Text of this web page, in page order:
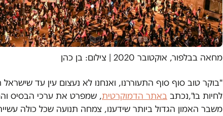
מחאה בבלפור, אוקטובר 2020 | צילום: בן כהן
"בוקר טוב סוף סוף התעוררנו, ואנחנו לא נעצום עין עד שישראל
לחיות בו",נכתב באתר הדמוקרטית, שמפרט את ערכי הבסיס
משבר האמון הגדול ביותר שידענו, צמחה תנועה שכל כולה